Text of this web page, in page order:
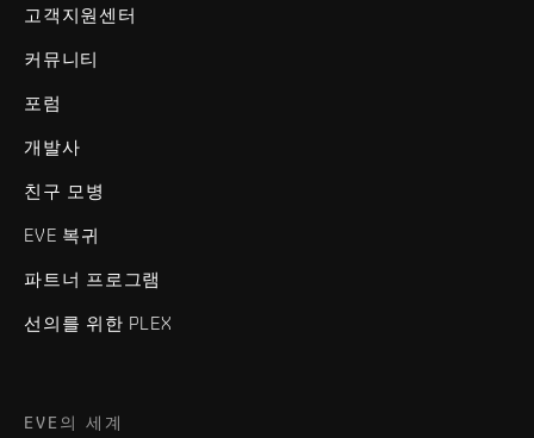
고객지원센터
커뮤니티
포럼
개발사
친구 모병
EVE 복귀
파트너 프로그램
선의를 위한 PLEX
EVE의 세계